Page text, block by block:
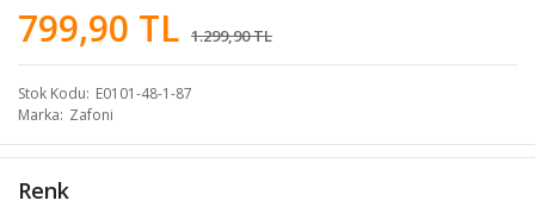
799,90 TL 1.299,90 TL
Stok Kodu E0101-48-1-87
Marka Zafoni
Renk